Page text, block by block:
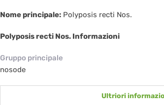
recti
Nos.
Nome principale: Polyposis recti Nos.
Polyposis recti Nos. Informazioni
Gruppo principale
nosode
Ultriori